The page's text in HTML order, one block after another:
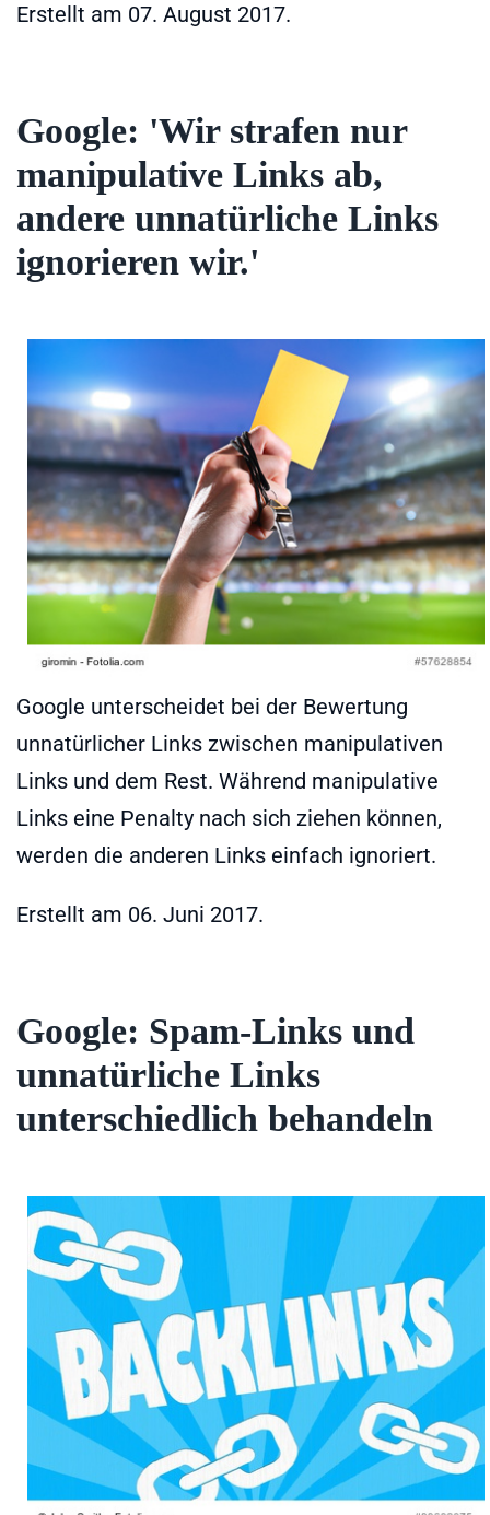
Erstellt am 07. August 2017.
Google: 'Wir strafen nur
manipulative Links ab,
andere unnatürliche Links
ignorieren wir.'
Google unterscheidet bei der Bewertung
unnatürlicher Links zwischen manipulativen
Links und dem Rest. Während manipulative
Links eine Penalty nach sich ziehen können,
werden die anderen Links einfach ignoriert.
Erstellt am 06. Juni 2017.
Google: Spam-Links und
unnatürliche Links
unterschiedlich behandeln